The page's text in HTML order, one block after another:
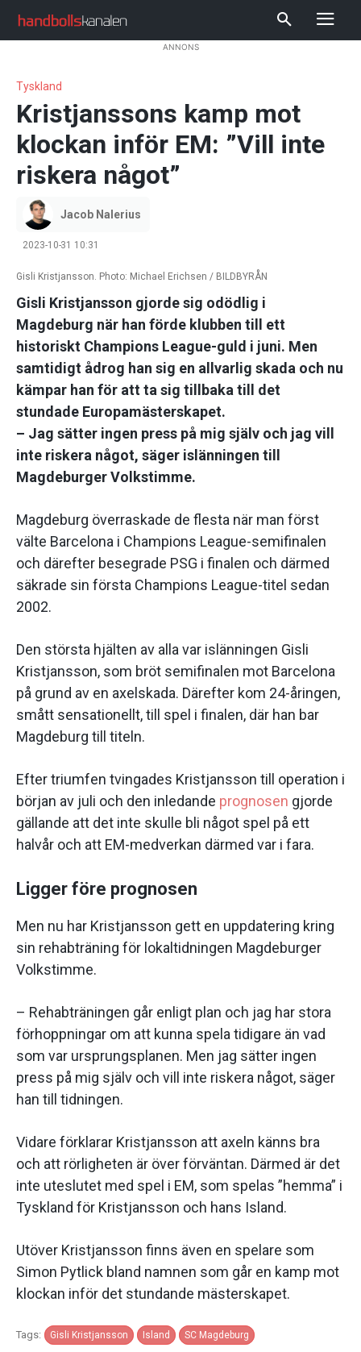
ANNONS
Tyskland
Kristjanssons kamp mot
klockan inför EM: ”Vill inte
riskera något”
Jacob Nalerius
2023-10-31 10:31
Gisli Kristjansson. Photo: Michael Erichsen / BILDBYRÅN
Gisli Kristjansson gjorde sig odödlig i
Magdeburg när han förde klubben till ett
historiskt Champions League-guld i juni. Men
samtidigt ådrog han sig en allvarlig skada och nu
kämpar han för att ta sig tillbaka till det
stundade Europamästerskapet.
– Jag sätter ingen press på mig själv och jag vill
inte riskera något, säger islänningen till
Magdeburger Volkstimme.
Magdeburg överraskade de flesta när man först
välte Barcelona i Champions League-semifinalen
och därefter besegrade PSG i finalen och därmed
säkrade sin första Champions League-titel sedan
2002.
Den största hjälten av alla var islänningen Gisli
Kristjansson, som bröt semifinalen mot Barcelona
på grund av en axelskada. Därefter kom 24-åringen,
smått sensationellt, till spel i finalen, där han bar
Magdeburg till titeln.
Efter triumfen tvingades Kristjansson till operation i
början av juli och den inledande prognosen gjorde
gällande att det inte skulle bli något spel på ett
halvår och att EM-medverkan därmed var i fara.
Ligger före prognosen
Men nu har Kristjansson gett en uppdatering kring
sin rehabträning för lokaltidningen Magdeburger
Volkstimme.
– Rehabträningen går enligt plan och jag har stora
förhoppningar om att kunna spela tidigare än vad
som var ursprungsplanen. Men jag sätter ingen
press på mig själv och vill inte riskera något, säger
han till tidningen.
Vidare förklarar Kristjansson att axeln känns bra
och att rörligheten är över förväntan. Därmed är det
inte uteslutet med spel i EM, som spelas ”hemma” i
Tyskland för Kristjansson och hans Island.
Utöver Kristjansson finns även en spelare som
Simon Pytlick bland namnen som går en kamp mot
klockan inför det stundande mästerskapet.
Tags: Gisli Kristjansson Island SC Magdeburg